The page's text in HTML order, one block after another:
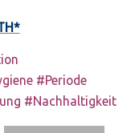
#Periode
#Nachhaltigkeit